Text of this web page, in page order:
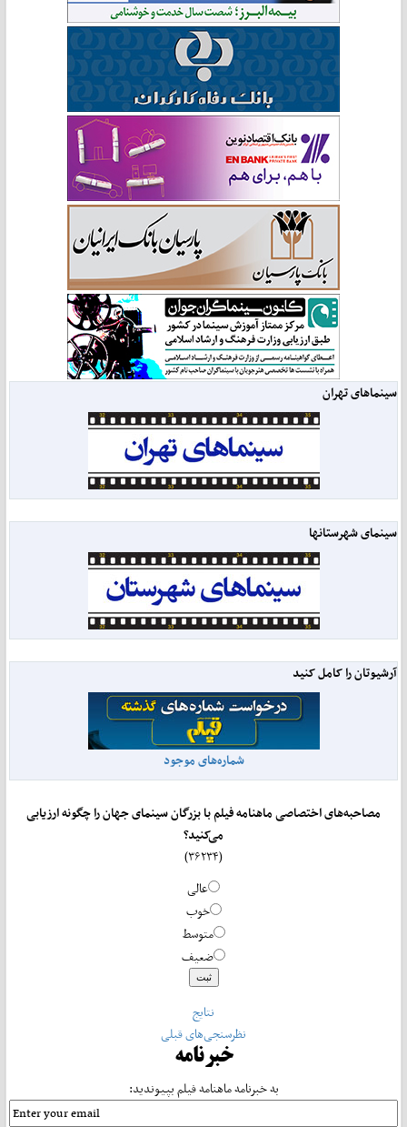
سینماهای تهران
سینمای شهرستانها
آرشیوتان را کامل کنید
شماره‌های موجود
مصاحبه‌های اختصاصی ماهنامه فیلم با بزرگان سینمای جهان را چگونه ارزیابی
می‌کنید؟
عالی
خوب
متوسط
ضعیف
نتایج
نظرسنجی‌های قبلی
خبرنامه
به خبرنامه ماهنامه فیلم بپیوندید: